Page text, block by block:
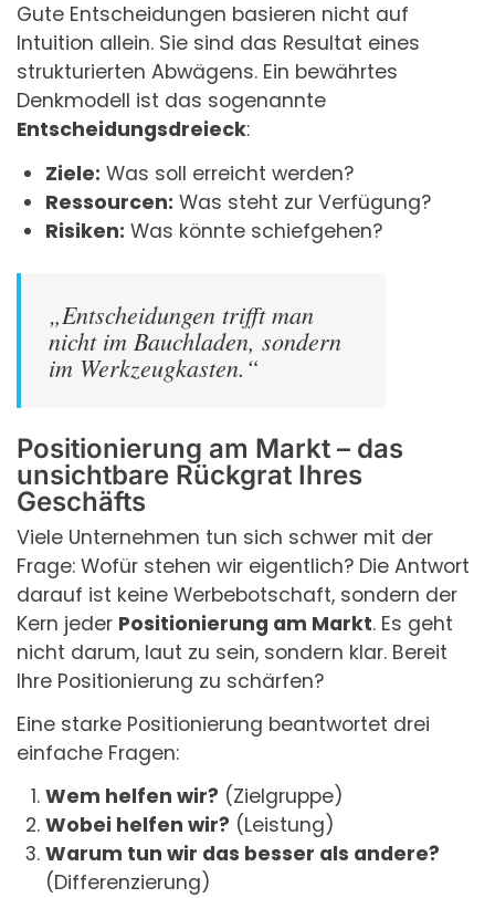
Gute Entscheidungen basieren nicht auf
Intuition allein. Sie sind das Resultat eines
strukturierten Abwägens. Ein bewährtes
Denkmodell ist das sogenannte
Entscheidungsdreieck:
Ziele: Was soll erreicht werden?
Ressourcen: Was steht zur Verfügung?
Risiken: Was könnte schiefgehen?
„Entscheidungen trifft man
nicht im Bauchladen, sondern
im Werkzeugkasten.“
Positionierung am Markt – das
unsichtbare Rückgrat Ihres
Geschäfts
Viele Unternehmen tun sich schwer mit der
Frage: Wofür stehen wir eigentlich? Die Antwort
darauf ist keine Werbebotschaft, sondern der
Kern jeder Positionierung am Markt. Es geht
nicht darum, laut zu sein, sondern klar. Bereit
Ihre Positionierung zu schärfen?
Eine starke Positionierung beantwortet drei
einfache Fragen:
Wem helfen wir? (Zielgruppe)
Wobei helfen wir? (Leistung)
Warum tun wir das besser als andere?
(Differenzierung)